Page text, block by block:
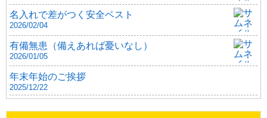
名入れで差がつく安全ベスト
2026/02/04
有備無患（備えあれば憂いなし）
2026/01/05
年末年始のご挨拶
2025/12/22